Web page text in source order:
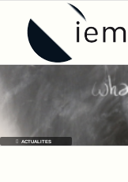
ACTUALITES